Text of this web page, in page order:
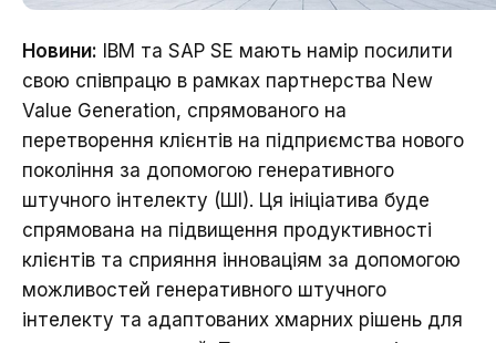
Новини: IBM та SAP SE мають намір посилити
свою співпрацю в рамках партнерства New
Value Generation, спрямованого на
перетворення клієнтів на підприємства нового
покоління за допомогою генеративного
штучного інтелекту (ШІ). Ця ініціатива буде
спрямована на підвищення продуктивності
клієнтів та сприяння інноваціям за допомогою
можливостей генеративного штучного
інтелекту та адаптованих хмарних рішень для